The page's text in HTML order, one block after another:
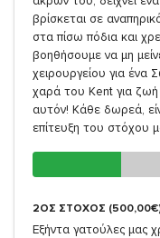
βρίσκεται σε
στα πίσω πόδια και
βοηθήσουμε να μη
χειρουργείου για ένα
χαρά του Kent για ζωή
αυτόν! Κάθε δωρεά,
επίτευξη του στόχου
2ΟΣ ΣΤΟΧΟΣ
Εξήντα γατούλες μας